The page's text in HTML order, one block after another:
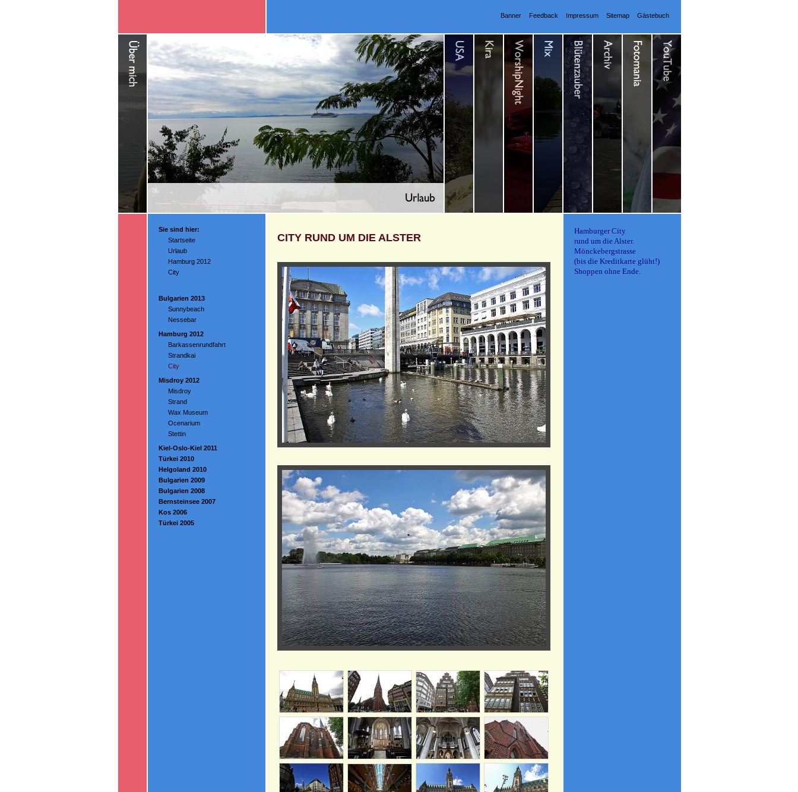
Banner Feedback Impressum Sitemap Gästebuch
Sie sind hier:
Startseite
Urlaub
Hamburg 2012
City
Bulgarien 2013
Sunnybeach
Nessebar
Hamburg 2012
Barkassenrundfahrt
Strandkai
City
Misdroy 2012
Misdroy
Strand
Wax Museum
Ocenarium
Stettin
Kiel-Oslo-Kiel 2011
Türkei 2010
Helgoland 2010
Bulgarien 2009
Bulgarien 2008
Bernsteinsee 2007
Kos 2006
Türkei 2005
CITY RUND UM DIE ALSTER
Hamburger City
rund um die Alster.
Mönckebergstrasse
(bis die Kreditkarte glüht!)
Shoppen ohne Ende.